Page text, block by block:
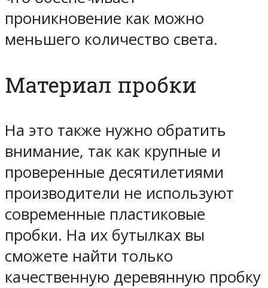
проникновение как можно
меньшего количество света.
Материал пробки
На это также нужно обратить
внимание, так как крупные и
проверенные десятилетиями
производители не используют
современные пластиковые
пробки. На их бутылках вы
сможете найти только
качественную деревянную пробку